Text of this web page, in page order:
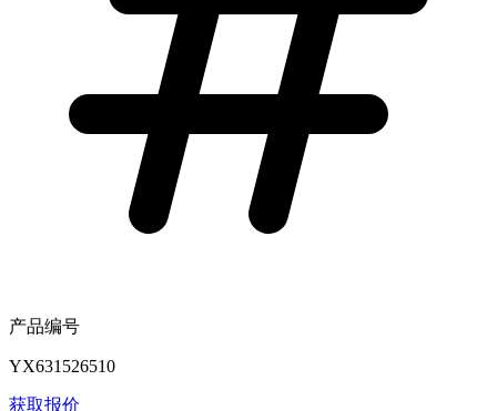
产品编号
YX631526510
获取报价